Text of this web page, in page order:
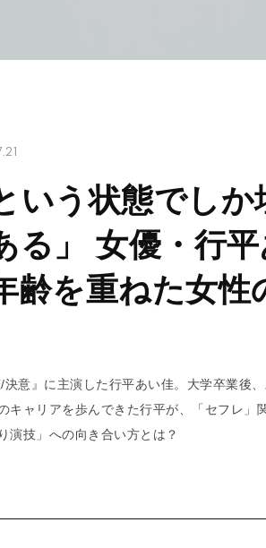
いう状態でし
る」 女優・行
齢を重ねた女性
意』に主演した行平あい佳。大学卒業後
キャリアを歩んできた行平が、「セフレ」
演技」への向き合い方とは？